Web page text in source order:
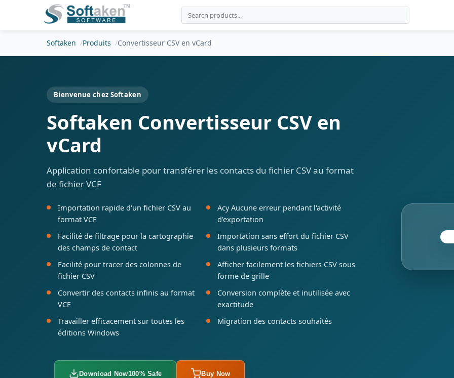
Softaken Produits Convertisseur CSV en vCard
Bienvenue chez Softaken
Softaken Convertisseur CSV en
vCard
Application confortable pour transférer les contacts du fichier CSV au format
de fichier VCF
Importation rapide d'un fichier CSV au
format VCF
Acy Aucune erreur pendant l'activité
d'exportation
Facilité de filtrage pour la cartographie
des champs de contact
Importation sans effort du fichier CSV
dans plusieurs formats
Facilité pour tracer des colonnes de
fichier CSV
Afficher facilement les fichiers CSV sous
forme de grille
Convertir des contacts infinis au format
VCF
Conversion complète et inutilisée avec
exactitude
Travailler efficacement sur toutes les
éditions Windows
Migration des contacts souhaités
Download Now100% Safe Buy Now